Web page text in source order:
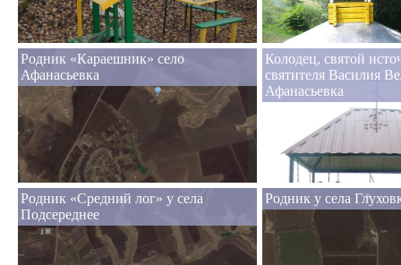
Родник «Караешник» село
Афанасьевка
Колодец, святой
святителя Василия
Афанасьевка
Родник «Средний лог» у села
Подсереднее
Родник у села